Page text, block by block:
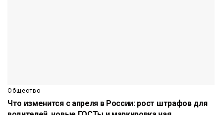
Общество
Что изменится с апреля в России: рост штрафов для